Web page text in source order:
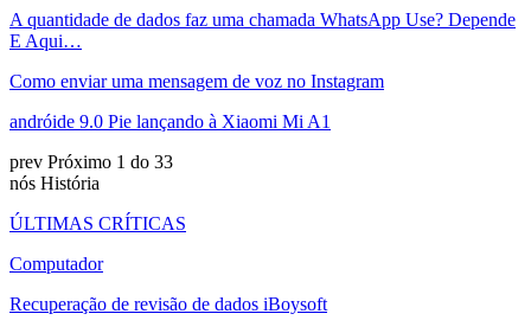
A quantidade de dados faz uma chamada WhatsApp Use? Depende
E Aqui…
Como enviar uma mensagem de voz no Instagram
andróide 9.0 Pie lançando à Xiaomi Mi A1
prev Próximo 1 do 33
nós História
ÚLTIMAS CRÍTICAS
Computador
Recuperação de revisão de dados iBoysoft